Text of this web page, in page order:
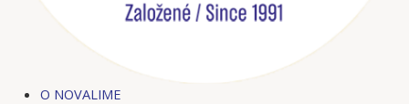
O NOVALIME